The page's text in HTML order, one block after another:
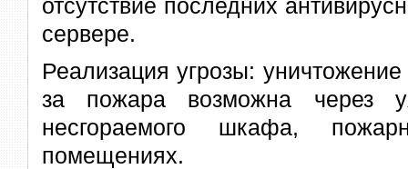
отсутствие последних
сервере.
Реализация угрозы:
за пожара возможна через
несгораемого шкафа,
помещениях.